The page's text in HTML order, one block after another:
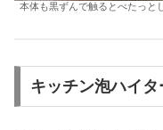
本体も黒ずんで触るとべたっと
キッチン泡ハイタ